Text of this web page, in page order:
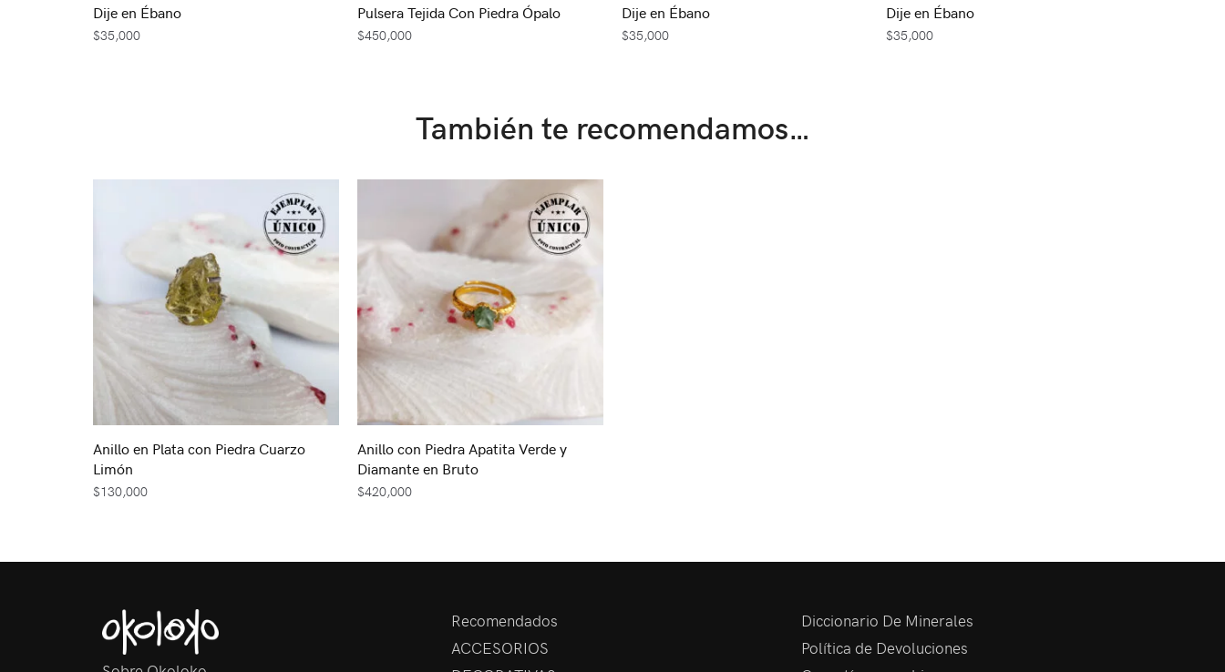
Dije en Ébano
$35,000
Pulsera Tejida Con Piedra Ópalo
$450,000
Dije en Ébano
$35,000
Dije en Ébano
$35,000
También te recomendamos…
Anillo en Plata con Piedra Cuarzo
Limón
$130,000
Anillo con Piedra Apatita Verde y
Diamante en Bruto
$420,000
Recomendados
ACCESORIOS
Diccionario De Minerales
Política de Devoluciones